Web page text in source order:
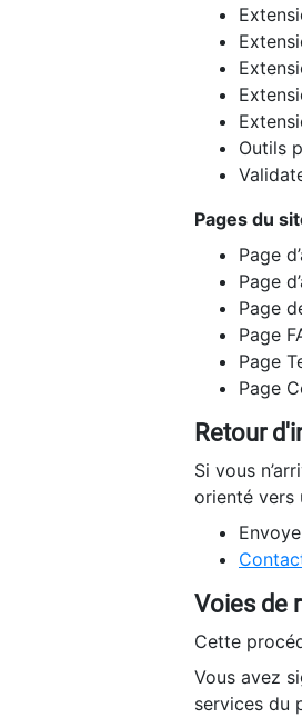
Outils
Pages du
Page
Page
Page
Page
Page
Page
Retour
Si vous
orienté vers
Voies de
Cette
Vous avez
services du